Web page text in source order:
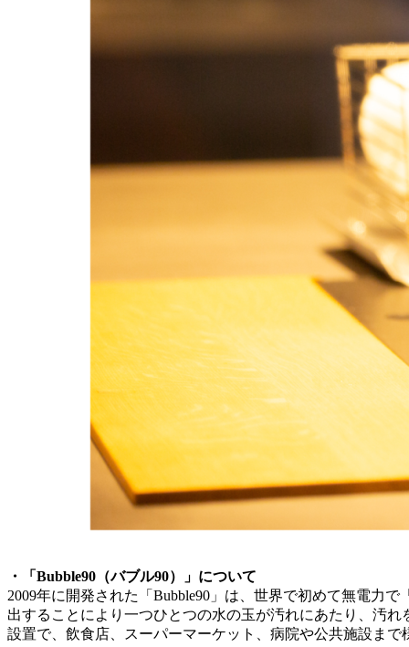
・「Bubble90（バブル90）」について
2009年に開発された「Bubble90」は、世界で初めて無電力
出することにより一つひとつの水の玉が汚れにあたり、汚
設置で、飲食店、スーパーマーケット、病院や公共施設まで